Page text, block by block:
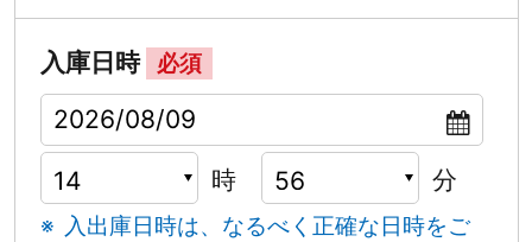
入庫日時 必須
時 分
入出庫日時は、なるべく正確な日時をご